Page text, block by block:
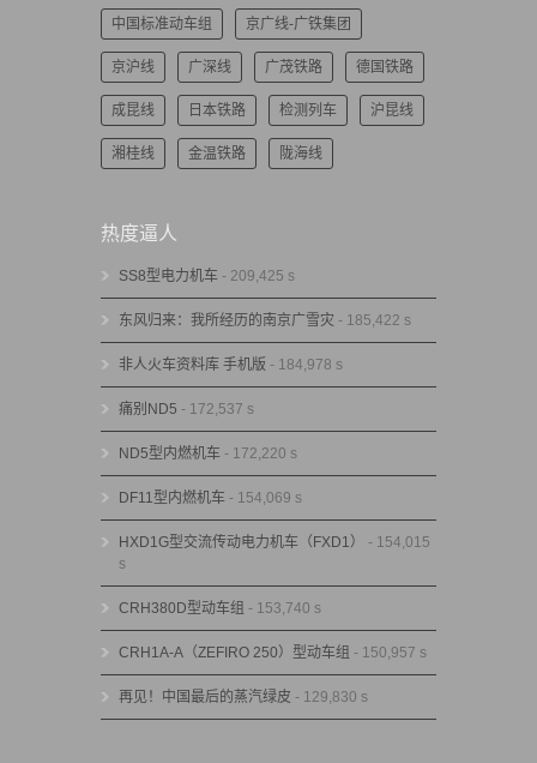
中国标准动车组 京广线-广铁集团
京沪线 广深线 广茂铁路 德国铁路
成昆线 日本铁路 检测列车 沪昆线
湘桂线 金温铁路 陇海线
热度逼人
SS8型电力机车 - 209,425 s
东风归来：我所经历的南京广雪灾 - 185,422 s
非人火车资料库 手机版 - 184,978 s
痛别ND5 - 172,537 s
ND5型内燃机车 - 172,220 s
DF11型内燃机车 - 154,069 s
HXD1G型交流传动电力机车（FXD1）
- 154,015
s
CRH380D型动车组 - 153,740 s
CRH1A-A（ZEFIRO 250）型动车组 - 150,957 s
再见！中国最后的蒸汽绿皮 - 129,830 s